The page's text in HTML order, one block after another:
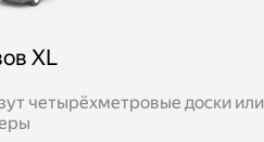
XL
четырёхметровые доски